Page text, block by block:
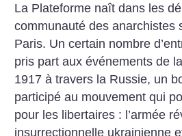
La Plateforme naît dans les
communauté des anarchistes
Paris. Un certain nombre
pris part aux événements de
1917 à travers la Russie, un
participé au mouvement qui
pour les libertaires : l’armée
insurrectionnelle ukrainienne